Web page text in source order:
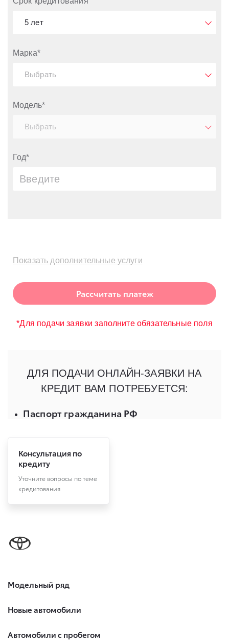
Консультация по
кредиту
Уточните вопросы по теме
кредитования
Модельный ряд
Новые автомобили
Автомобили с пробегом